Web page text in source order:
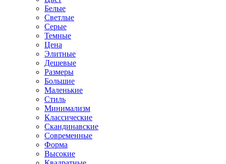
Белые
Светлые
Серые
Темные
Цена
Элитные
Дешевые
Размеры
Большие
Маленькие
Стиль
Минимализм
Классические
Скандинавские
Современные
Форма
Высокие